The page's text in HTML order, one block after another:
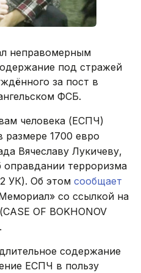
неправомерным
под стражей
за пост в
ФСБ.
человека (ЕСПЧ)
1700 евро
Вячеславу Лукичеву,
терроризма
УК). Об этом сообщает
со ссылкой на
OF BOKHONOV
содержание
ЕСПЧ в пользу